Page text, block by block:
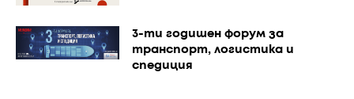
3-ти годишен форум за
транспорт, логистика и
спедиция